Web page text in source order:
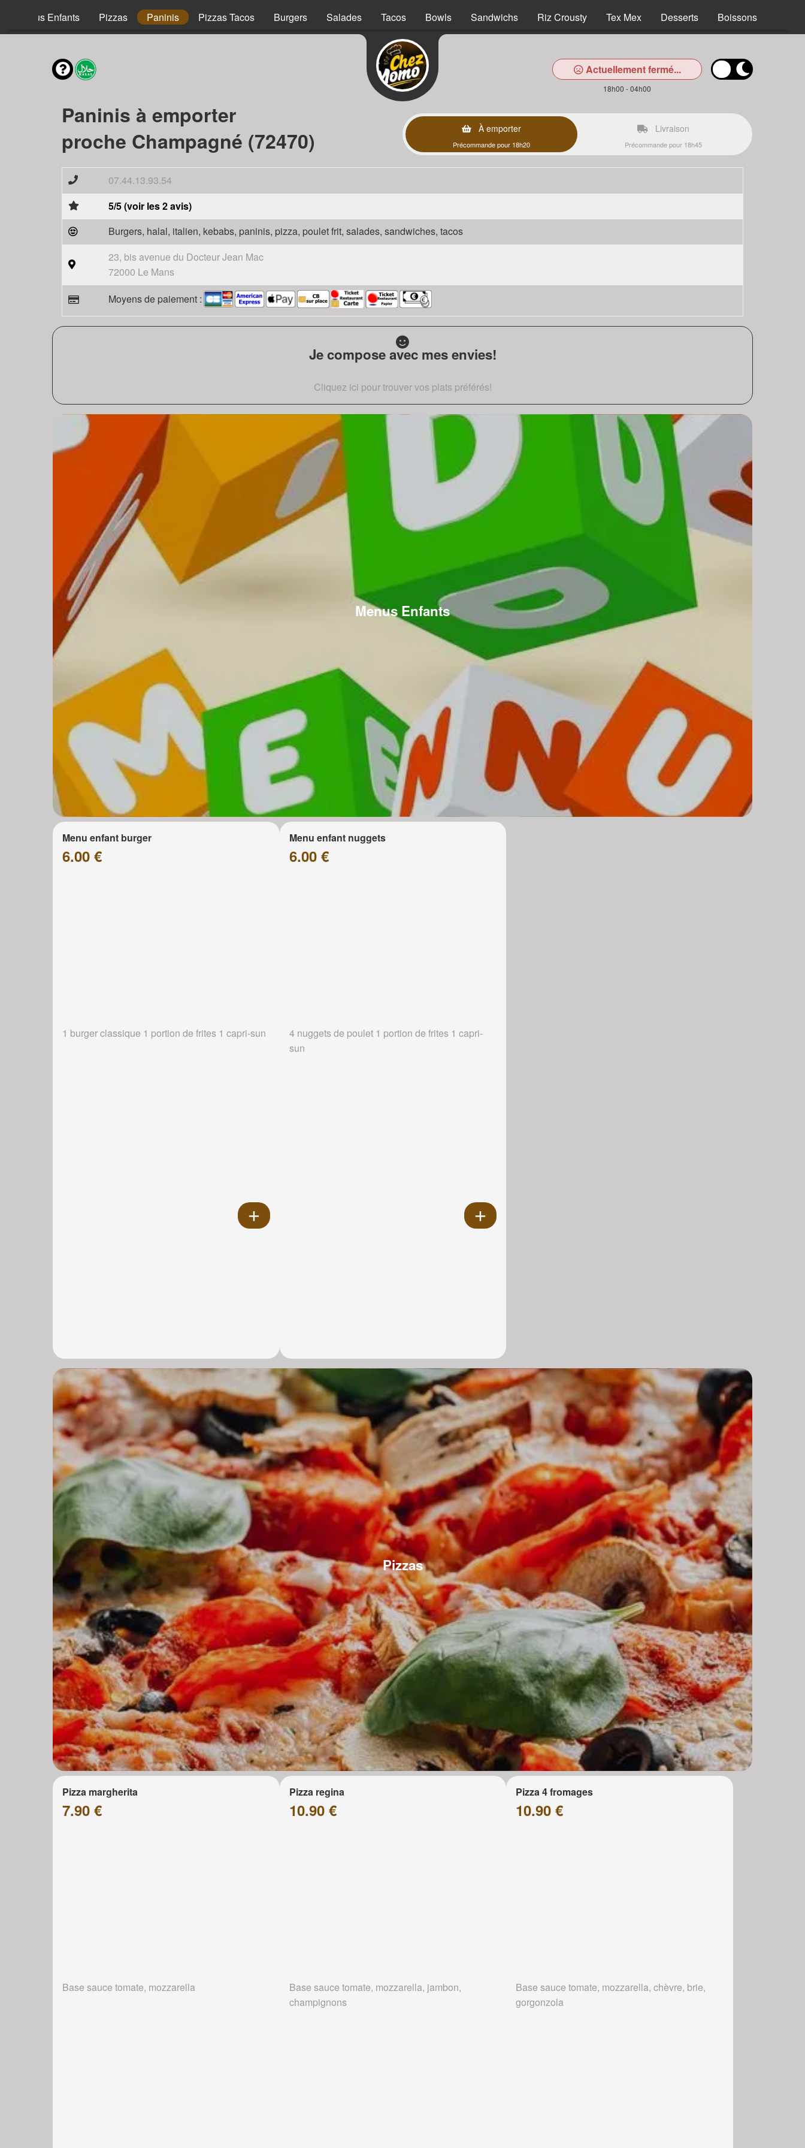
Menus Enfants Pizzas Paninis Pizzas Tacos Burgers Salades Tacos Bowls Sandwichs Riz Crousty Tex Mex Desserts Boissons
Actuellement fermé...
18h00 - 04h00
Paninis à emporter
proche Champagné (72470)
À emporter
Précommande pour 18h20
Livraison
Précommande pour 18h45
07.44.13.93.54
5/5 (voir les 2 avis)
Burgers, halal, italien, kebabs, paninis, pizza, poulet frit, salades, sandwiches, tacos
23, bis avenue du Docteur Jean Mac
72000 Le Mans
Moyens de paiement :
Je compose avec mes envies!
Cliquez ici pour trouver vos plats préférés!
Menus Enfants
Menu enfant burger
6.00 €
1 burger classique 1 portion de frites 1 capri-sun
Menu enfant nuggets
6.00 €
4 nuggets de poulet 1 portion de frites 1 capri-
sun
Pizzas
Pizza margherita
7.90 €
Base sauce tomate, mozzarella
Pizza regina
10.90 €
Base sauce tomate, mozzarella, jambon,
champignons
Pizza 4 fromages
10.90 €
Base sauce tomate, mozzarella, chèvre, brie,
gorgonzola